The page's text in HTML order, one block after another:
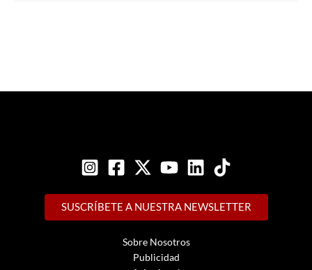
SUSCRÍBETE A NUESTRA NEWSLETTER
Sobre Nosotros
Publicidad